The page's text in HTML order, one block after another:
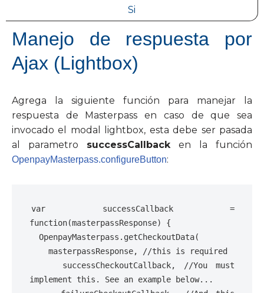
Si
Manejo de respuesta por
Ajax (Lightbox)
Agrega la siguiente función para manejar la
respuesta de Masterpass en caso de que sea
invocado el modal lightbox, esta debe ser pasada
al parametro successCallbacken la función
OpenpayMasterpass.configureButton:
var successCallback
=
function(masterpassResponse)
{
OpenpayMasterpass . getCheckoutData(
masterpassResponse,
//this is required
successCheckoutCallback,
//You must
implement this. See an example below...